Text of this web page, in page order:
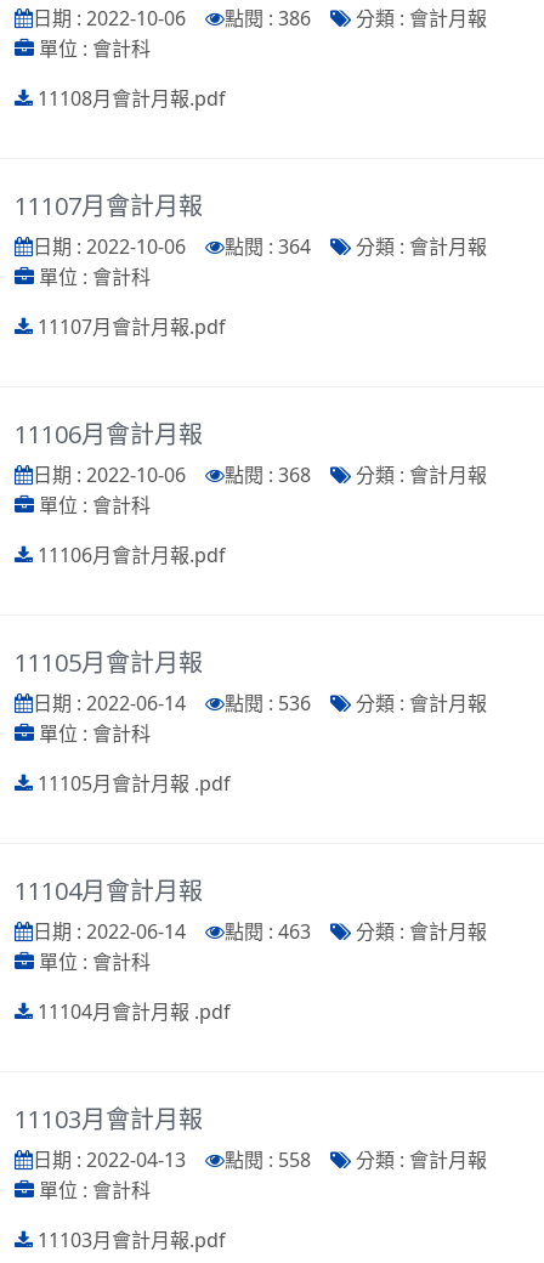
日期 : 2022-10-06 點閱 : 386
分類 : 會計月報
單位 : 會計科
11108月會計月報.pdf
11107月會計月報
日期 : 2022-10-06 點閱 : 364
分類 : 會計月報
單位 : 會計科
11107月會計月報.pdf
11106月會計月報
日期 : 2022-10-06 點閱 : 368
分類 : 會計月報
單位 : 會計科
11106月會計月報.pdf
11105月會計月報
日期 : 2022-06-14 點閱 : 536
分類 : 會計月報
單位 : 會計科
11105月會計月報 .pdf
11104月會計月報
日期 : 2022-06-14 點閱 : 463
分類 : 會計月報
單位 : 會計科
11104月會計月報 .pdf
11103月會計月報
日期 : 2022-04-13 點閱 : 558
分類 : 會計月報
單位 : 會計科
11103月會計月報.pdf